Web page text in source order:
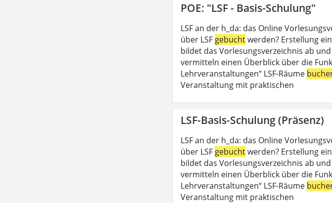
POE: "LSF - Basis-Schulung"
LSF an der h_da: das Online
über LSF gebuchtwerden? Erstellung
bildet das Vorlesungsverzeichnis ab
vermitteln einen Überblick über die
Lehrveranstaltungen“ LSF-Räume
Veranstaltung mit praktischen
LSF-Basis-Schulung (Präsenz)
LSF an der h_da: das Online
über LSF gebuchtwerden? Erstellung
bildet das Vorlesungsverzeichnis ab
vermitteln einen Überblick über die
Lehrveranstaltungen“ LSF-Räume
Veranstaltung mit praktischen